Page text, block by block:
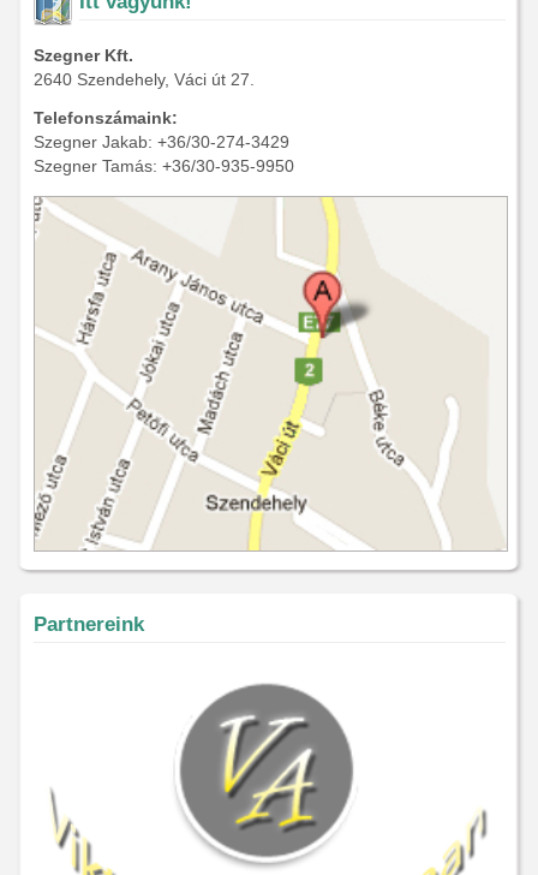
Szegner Kft.
2640 Szendehely, Váci út 27.
Telefonszámaink:
Szegner Jakab: +36/30-274-3429
Szegner Tamás: +36/30-935-9950
Partnereink